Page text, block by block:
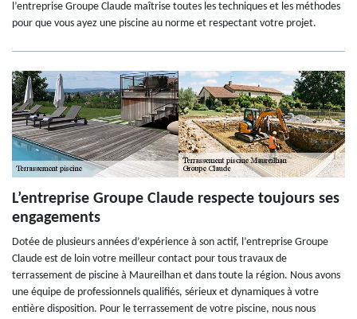
l’entreprise Groupe Claude maîtrise toutes les techniques et les méthodes
pour que vous ayez une piscine au norme et respectant votre projet.
L’entreprise Groupe Claude respecte toujours ses
engagements
Dotée de plusieurs années d’expérience à son actif, l’entreprise Groupe
Claude est de loin votre meilleur contact pour tous travaux de
terrassement de piscine à Maureilhan et dans toute la région. Nous avons
une équipe de professionnels qualifiés, sérieux et dynamiques à votre
entière disposition. Pour le terrassement de votre piscine, nous nous